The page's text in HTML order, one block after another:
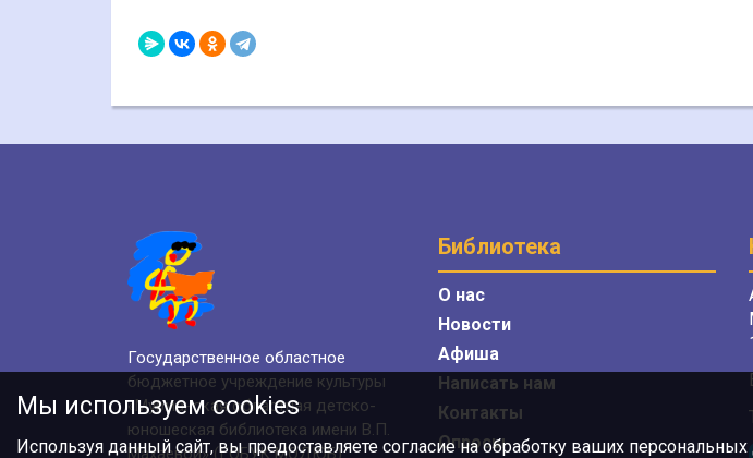
Государственное областное
бюджетное учреждение культуры
«Мурманская областная детско-
юношеская библиотека имени В.П.
Махаевой» (ГОБУК МОДЮБ)
Библиотека
О нас
Новости
Афиша
Написать нам
Контакты
Опросы
Мы используем cookies
Используя данный сайт, вы предоставляете согласие на обработку ваших